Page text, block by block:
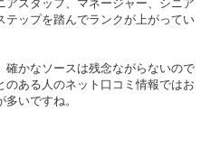
スタッフ、マネージャー、シニア
テップを踏んでランクが上がってい
かなソースは残念ながらないので
ある人のネット口コミ情報ではお
いですね。